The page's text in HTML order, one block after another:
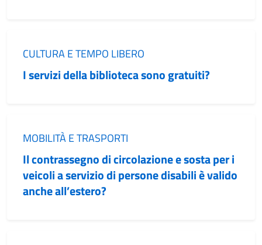
Categoria:
CULTURA E TEMPO LIBERO
I servizi della biblioteca sono gratuiti?
Categoria:
MOBILITÀ E TRASPORTI
Il contrassegno di circolazione e sosta per i
veicoli a servizio di persone disabili è valido
anche all’estero?